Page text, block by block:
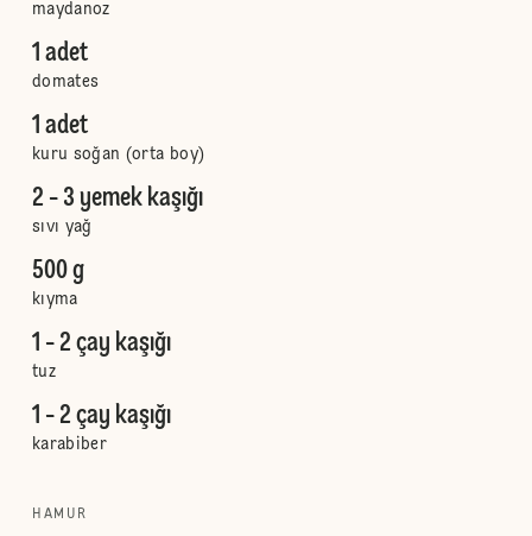
maydanoz
1 adet
domates
1 adet
kuru soğan (orta boy)
2 - 3 yemek kaşığı
sıvı yağ
500 g
kıyma
1 - 2 çay kaşığı
tuz
1 - 2 çay kaşığı
karabiber
HAMUR